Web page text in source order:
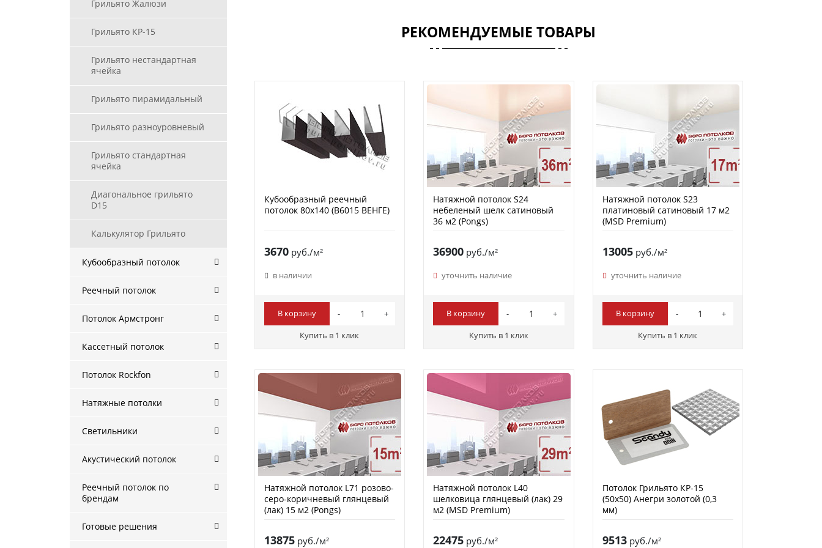
Грильято Жалюзи
Грильято КР-15
Грильято нестандартная
ячейка
Грильято пирамидальный
Грильято разноуровневый
Грильято стандартная
ячейка
Диагональное грильято
D15
Калькулятор Грильято
Кубообразный потолок
Реечный потолок
Потолок Армстронг
Кассетный потолок
Потолок Rockfon
Натяжные потолки
Светильники
Акустический потолок
Реечный потолок по
брендам
Готовые решения
РЕКОМЕНДУЕМЫЕ ТОВАРЫ
Кубообразный реечный
потолок 80х140 (B6015 ВЕНГЕ)
3670руб./м²
в наличии
В корзину
Купить в 1 клик
Натяжной потолок S24
небеленый шелк сатиновый
36 м2 (Pongs)
36900 руб./м²
уточнить наличие
В корзину
Купить в 1 клик
Натяжной потолок S23
платиновый сатиновый 17 м2
(MSD Premium)
13005руб./м²
уточнить наличие
В корзину
Купить в 1 клик
Натяжной потолок L71 розово-
серо-коричневый глянцевый
(лак) 15 м2 (Pongs)
13875руб./м²
Натяжной потолок L40
шелковица глянцевый (лак) 29
м2 (MSD Premium)
22475 руб./м²
Потолок Грильято КР-15
(50х50) Анегри золотой (0,3
мм)
9513руб./м²